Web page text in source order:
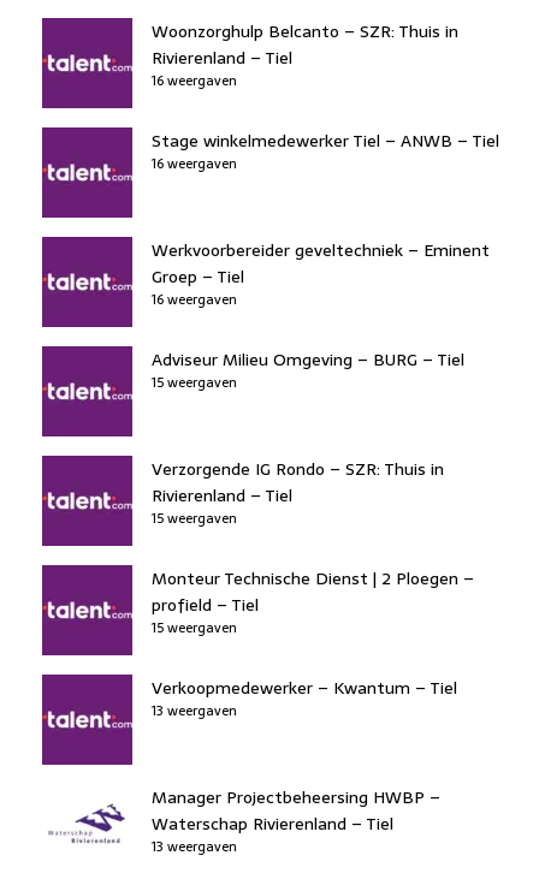
Woonzorghulp Belcanto – SZR: Thuis in
Rivierenland – Tiel
16 weergaven
Stage winkelmedewerker Tiel – ANWB – Tiel
16 weergaven
Werkvoorbereider geveltechniek – Eminent
Groep – Tiel
16 weergaven
Adviseur Milieu Omgeving – BURG – Tiel
15 weergaven
Verzorgende IG Rondo – SZR: Thuis in
Rivierenland – Tiel
15 weergaven
Monteur Technische Dienst | 2 Ploegen –
profield – Tiel
15 weergaven
Verkoopmedewerker – Kwantum – Tiel
13 weergaven
Manager Projectbeheersing HWBP –
Waterschap Rivierenland – Tiel
13 weergaven